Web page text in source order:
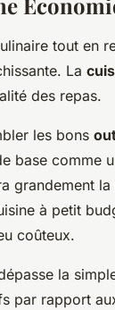
tout en
La
des repas.
les bons
base comme
grandement
à petit
coûteux.
la
par rapport